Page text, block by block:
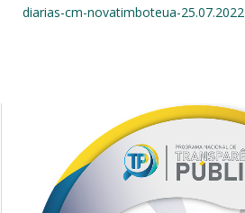
diarias-cm-novatimboteua-25.07.2022